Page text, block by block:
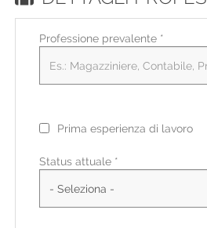
Professione prevalente *
Prima esperienza di lavoro
Status attuale *